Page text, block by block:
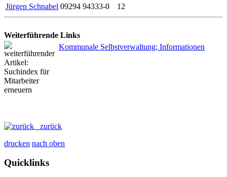
Jürgen Schnabel 09294 94333-0 12
Weiterführende Links
Kommunale Selbstverwaltung; Informationen
zurück
drucken nach oben
Quicklinks